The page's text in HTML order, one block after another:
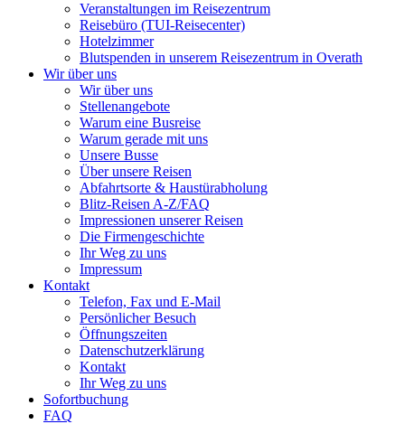
Veranstaltungen im Reisezentrum
Reisebüro (TUI-Reisecenter)
Hotelzimmer
Blutspenden in unserem Reisezentrum in Overath
Wir über uns
Wir über uns
Stellenangebote
Warum eine Busreise
Warum gerade mit uns
Unsere Busse
Über unsere Reisen
Abfahrtsorte & Haustürabholung
Blitz-Reisen A-Z/FAQ
Impressionen unserer Reisen
Die Firmengeschichte
Ihr Weg zu uns
Impressum
Kontakt
Telefon, Fax und E-Mail
Persönlicher Besuch
Öffnungszeiten
Datenschutzerklärung
Kontakt
Ihr Weg zu uns
Sofortbuchung
FAQ